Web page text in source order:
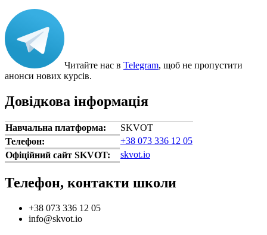
Читайте нас в Telegram, щоб не пропустити
анонси нових курсів.
Довідкова інформація
Навчальна платформа:
SKVOT
Телефон:
+38 073 336 12 05
Офіційний сайт SKVOT:
skvot.io
Телефон, контакти школи
+38 073 336 12 05
info@skvot.io